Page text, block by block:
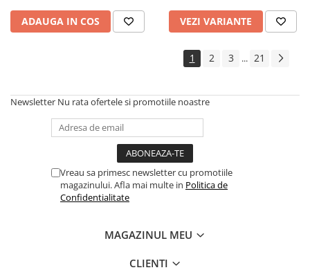
ADAUGA IN COS VEZI VARIANTE
1 2 3 ... 21
Newsletter Nu rata ofertele si promotiile noastre
Vreau sa primesc newsletter cu promotiile
magazinului. Afla mai multe in Politica de
Confidentialitate
MAGAZINUL MEU
CLIENTI